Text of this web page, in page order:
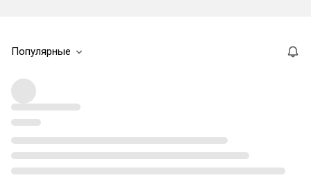
Популярные